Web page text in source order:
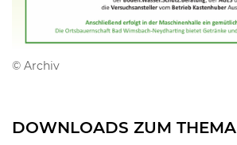
© Archiv
DOWNLOADS ZUM THEMA